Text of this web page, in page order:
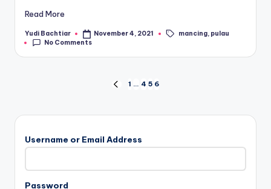
Read More
Posted
by
Yudi Bachtiar November 4, 2021
Tags:
mancing, pulau
No Comments
pagination
PREVIOUS
1 … 4 5 6
Username or Email Address
Password